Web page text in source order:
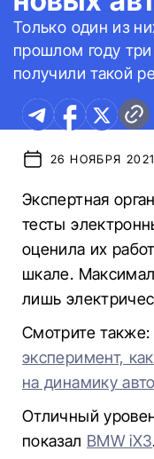
Только один из
прошлом году
получили такой
26 НОЯБРЯ
Экспертная
тесты
оценила их
шкале.
лишь
Смотрите также:
эксперимент,
на динамику
Отличный
показал BMW iX3